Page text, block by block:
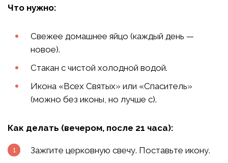
Что нужно:
Свежее домашнее яйцо (каждый день —
новое).
Стакан с чистой холодной водой.
Икона «Всех Святых» или «Спаситель»
(можно без иконы, но лучше с).
Как делать (вечером, после 21 часа):
Зажгите церковную свечу. Поставьте икону.